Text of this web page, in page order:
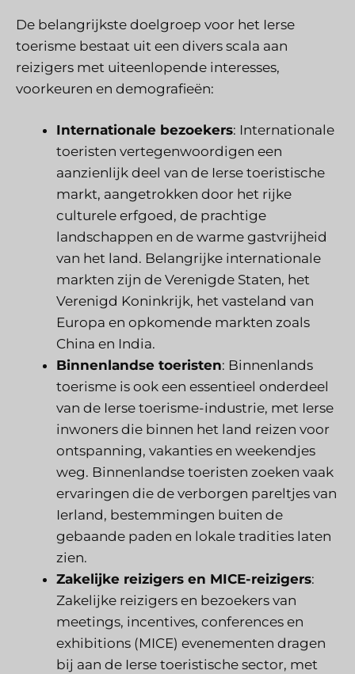
De belangrijkste doelgroep voor het Ierse
toerisme bestaat uit een divers scala aan
reizigers met uiteenlopende interesses,
voorkeuren en demografieën:
Internationale bezoekers: Internationale
toeristen vertegenwoordigen een
aanzienlijk deel van de Ierse toeristische
markt, aangetrokken door het rijke
culturele erfgoed, de prachtige
landschappen en de warme gastvrijheid
van het land. Belangrijke internationale
markten zijn de Verenigde Staten, het
Verenigd Koninkrijk, het vasteland van
Europa en opkomende markten zoals
China en India.
Binnenlandse toeristen: Binnenlands
toerisme is ook een essentieel onderdeel
van de Ierse toerisme-industrie, met Ierse
inwoners die binnen het land reizen voor
ontspanning, vakanties en weekendjes
weg. Binnenlandse toeristen zoeken vaak
ervaringen die de verborgen pareltjes van
Ierland, bestemmingen buiten de
gebaande paden en lokale tradities laten
zien.
Zakelijke reizigers en MICE-reizigers:
Zakelijke reizigers en bezoekers van
meetings, incentives, conferences en
exhibitions (MICE) evenementen dragen
bij aan de Ierse toeristische sector, met